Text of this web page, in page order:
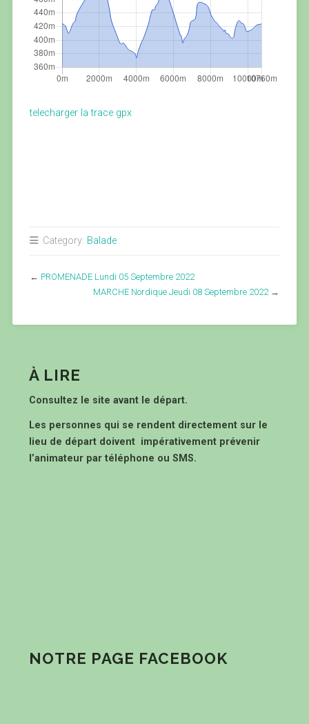
telecharger la trace gpx
Category: Balade
← PROMENADE Lundi 05 Septembre 2022
MARCHE Nordique Jeudi 08 Septembre 2022→
À LIRE
Consultez le site avant le départ.
Les personnes qui se rendent directement sur le
lieu de départ doivent impérativement prévenir
l’animateur par téléphone ou SMS.
NOTRE PAGE FACEBOOK